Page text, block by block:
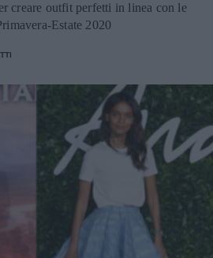
creare outfit perfetti in linea con le
Estate 2020